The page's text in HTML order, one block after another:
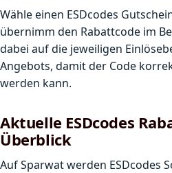
Wähle einen ESDcodes
übernimm den Rabattcode im
dabei auf die jeweiligen
Angebots, damit der Code
werden kann.
Aktuelle ESDcodes
Überblick
Auf Sparwat werden ESDcodes